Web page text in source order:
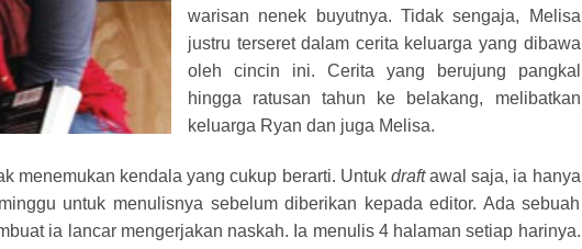
warisan nenek buyutnya. Tidak sengaja, Melisa
justru terseret dalam cerita keluarga yang dibawa
oleh cincin ini. Cerita yang berujung pangkal
hingga ratusan tahun ke belakang, melibatkan
keluarga Ryan dan juga Melisa.
menemukan kendala yang cukup berarti. Untuk draftawal saja, ia hanya
untuk menulisnya sebelum diberikan kepada editor. Ada sebuah
ia lancar mengerjakan naskah. Ia menulis 4 halaman setiap harinya.